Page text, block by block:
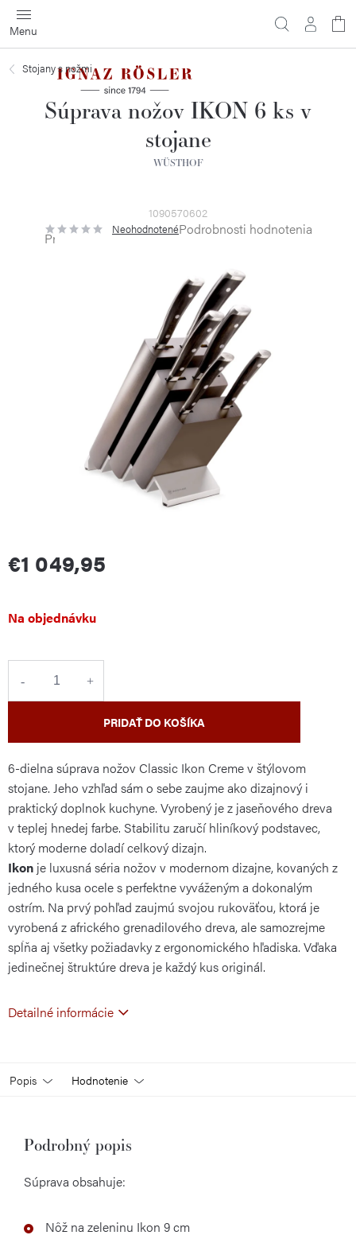
Prejsť
na
obsah
Stojany s nožmi
Súprava nožov IKON 6 ks v
stojane
WÜSTHOF
1090570602
Priemerné
hodnotenie
NeohodnotenéPodrobnosti hodnotenia
€1 049,95
Jednotková
cena:
Na objednávku
PRIDAŤ DO KOŠÍKA
6-dielna súprava nožov Classic Ikon Creme v štýlovom
stojane. Jeho vzhľad sámo sebe zaujme ako dizajnový i
praktický doplnok kuchyne. Vyrobený je z jaseňového dreva
v teplej hnedej farbe. Stabilitu zaručí hliníkový podstavec,
ktorý moderne doladí celkový dizajn.
Ikon je luxusná séria nožov v modernom dizajne, kovaných z
jedného kusa ocele s perfektne vyváženým a dokonalým
ostrím. Na prvý pohľad zaujmú svojou rukoväťou, ktorá je
vyrobená z afrického grenadilového dreva, ale samozrejme
spĺňa aj všetky požiadavky z ergonomického hľadiska. Vďaka
jedinečnej štruktúre dreva je každý kus originál.
Detailné informácie
Popis Hodnotenie
Podrobný popis
Súprava obsahuje:
Nôž na zeleninu Ikon 9 cm